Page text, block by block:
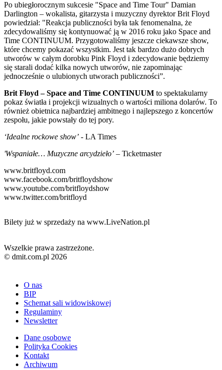
Po ubiegłorocznym sukcesie "Space and Time Tour" Damian
Darlington – wokalista, gitarzysta i muzyczny dyrektor Brit Floyd
powiedział: "Reakcja publiczności była tak fenomenalna, że
zdecydowaliśmy się kontynuować ją w 2016 roku jako Space and
Time CONTINUUM. Przygotowaliśmy jeszcze ciekawsze show,
które chcemy pokazać wszystkim. Jest tak bardzo dużo dobrych
utworów w całym dorobku Pink Floyd i zdecydowanie będziemy
się starali dodać kilka nowych utworów, nie zapominając
jednocześnie o ulubionych utworach publiczności”.
Brit Floyd – Space and Time CONTINUUM to spektakularny
pokaz światła i projekcji wizualnych o wartości miliona dolarów. To
również obietnica najbardziej ambitnego i najlepszego z koncertów
zespołu, jakie powstały do tej pory.
‘Idealne rockowe show’ - LA Times
'Wspaniałe… Muzyczne arcydzieło’ – Ticketmaster
www.britfloyd.com
www.facebook.com/britfloydshow
www.youtube.com/britfloydshow
www.twitter.com/britfloyd
Bilety już w sprzedaży na www.LiveNation.pl
Wszelkie prawa zastrzeżone.
© dmit.com.pl 2026
O nas
BIP
Schemat sali widowiskowej
Regulaminy
Newsletter
Dane osobowe
Polityka Cookies
Kontakt
Archiwum